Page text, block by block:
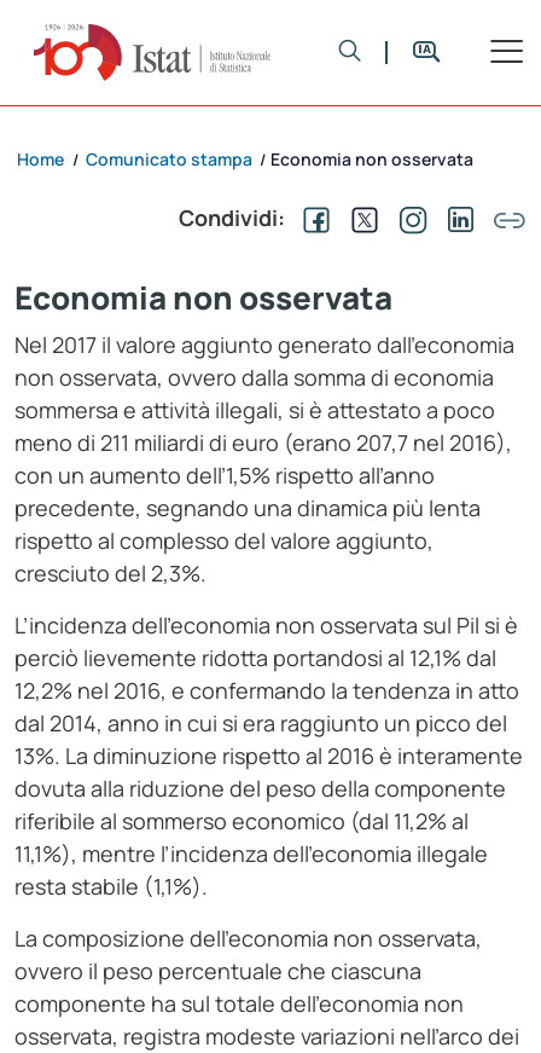
Home / Comunicato stampa / Economia non osservata
Condividi:
Economia non osservata
Nel 2017 il valore aggiunto generato dall’economia
non osservata, ovvero dalla somma di economia
sommersa e attività illegali, si è attestato a poco
meno di 211 miliardi di euro (erano 207,7 nel 2016),
con un aumento dell’1,5% rispetto all’anno
precedente, segnando una dinamica più lenta
rispetto al complesso del valore aggiunto,
cresciuto del 2,3%.
L’incidenza dell’economia non osservata sul Pil si è
perciò lievemente ridotta portandosi al 12,1% dal
12,2% nel 2016, e confermando la tendenza in atto
dal 2014, anno in cui si era raggiunto un picco del
13%. La diminuzione rispetto al 2016 è interamente
dovuta alla riduzione del peso della componente
riferibile al sommerso economico (dal 11,2% al
11,1%), mentre l’incidenza dell’economia illegale
resta stabile (1,1%).
La composizione dell’economia non osservata,
ovvero il peso percentuale che ciascuna
componente ha sul totale dell’economia non
osservata, registra modeste variazioni nell’arco dei